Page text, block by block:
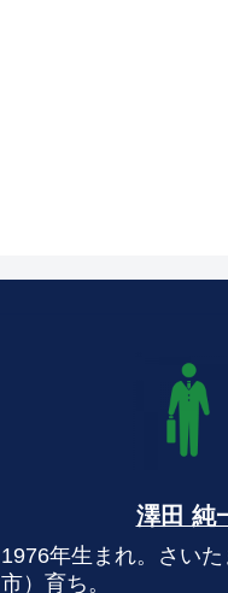
澤田 純
1976年生まれ。さい
市）育ち。